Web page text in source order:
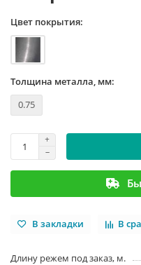
Цвет покрытия:
Толщина металла, мм:
0.75
В закладки В
Длину режем под заказ, м.